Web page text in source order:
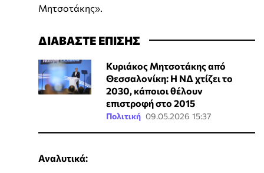
Μητσοτάκης».
ΔΙΑΒΑΣΤΕ ΕΠΙΣΗΣ
Κυριάκος Μητσοτάκης από
Θεσσαλονίκη: Η ΝΔ χτίζει το
2030, κάποιοι θέλουν
επιστροφή στο 2015
Πολιτική 09.05.2026 15:37
Αναλυτικά: